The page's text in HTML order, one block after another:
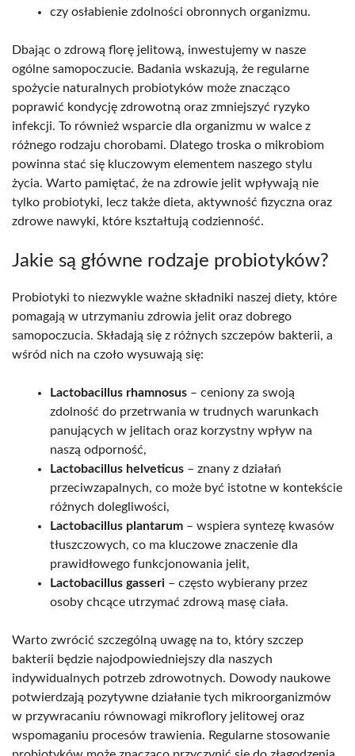
czy osłabienie zdolności obronnych organizmu.
Dbając o zdrową florę jelitową, inwestujemy w nasze
ogólne samopoczucie. Badania wskazują, że regularne
spożycie naturalnych probiotyków może znacząco
poprawić kondycję zdrowotną oraz zmniejszyć ryzyko
infekcji. To również wsparcie dla organizmu w walce z
różnego rodzaju chorobami. Dlatego troska o mikrobiom
powinna stać się kluczowym elementem naszego stylu
życia. Warto pamiętać, że na zdrowie jelit wpływają nie
tylko probiotyki, lecz także dieta, aktywność fizyczna oraz
zdrowe nawyki, które kształtują codzienność.
Jakie są główne rodzaje probiotyków?
Probiotyki to niezwykle ważne składniki naszej diety, które
pomagają w utrzymaniu zdrowia jelit oraz dobrego
samopoczucia. Składają się z różnych szczepów bakterii, a
wśród nich na czoło wysuwają się:
Lactobacillus rhamnosus – ceniony za swoją
zdolność do przetrwania w trudnych warunkach
panujących w jelitach oraz korzystny wpływ na
naszą odporność,
Lactobacillus helveticus – znany z działań
przeciwzapalnych, co może być istotne w kontekście
różnych dolegliwości,
Lactobacillus plantarum – wspiera syntezę kwasów
tłuszczowych, co ma kluczowe znaczenie dla
prawidłowego funkcjonowania jelit,
Lactobacillus gasseri – często wybierany przez
osoby chcące utrzymać zdrową masę ciała.
Warto zwrócić szczególną uwagę na to, który szczep
bakterii będzie najodpowiedniejszy dla naszych
indywidualnych potrzeb zdrowotnych. Dowody naukowe
potwierdzają pozytywne działanie tych mikroorganizmów
w przywracaniu równowagi mikroflory jelitowej oraz
wspomaganiu procesów trawienia. Regularne stosowanie